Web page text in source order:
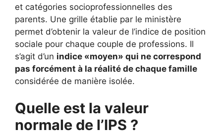
et catégories socioprofessionnelles des
parents. Une grille établie par le ministère
permet d’obtenir la valeur de l’indice de position
sociale pour chaque couple de professions. Il
s’agit d’un indice «moyen» qui ne correspond
pas forcément à la réalité de chaque famille
considérée de manière isolée.
Quelle est la valeur
normale de l’IPS ?